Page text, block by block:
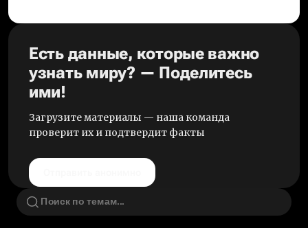
Есть данные, которые важно
узнать миру? — Поделитесь
ими!
Загрузите материалы — наша команда
проверит их и подтвердит факты